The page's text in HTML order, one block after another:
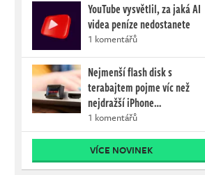
YouTube vysvětlil, za jaká AI
videa peníze nedostanete
1 komentářů
Nejmenší flash disk s
terabajtem pojme víc než
nejdražší iPhone…
1 komentářů
VÍCE NOVINEK